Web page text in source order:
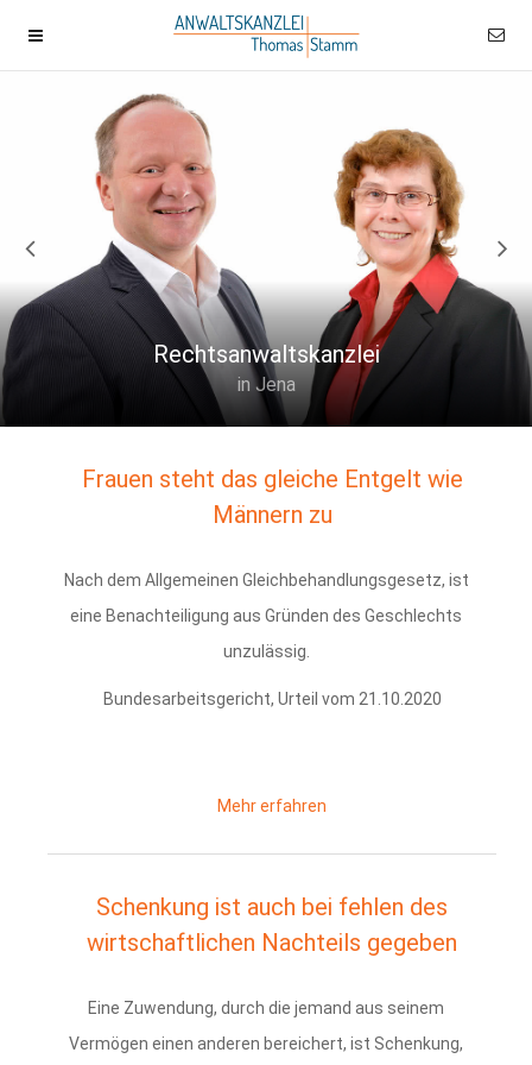
Rechtsanwaltskanzlei
in Jena
Frauen steht das gleiche Entgelt wie
Männern zu
Nach dem Allgemeinen Gleichbehandlungsgesetz, ist
eine Benachteiligung aus Gründen des Geschlechts
unzulässig.
Bundesarbeitsgericht, Urteil vom 21.10.2020
Mehr erfahren
Schenkung ist auch bei fehlen des
wirtschaftlichen Nachteils gegeben
Eine Zuwendung, durch die jemand aus seinem
Vermögen einen anderen bereichert, ist Schenkung,